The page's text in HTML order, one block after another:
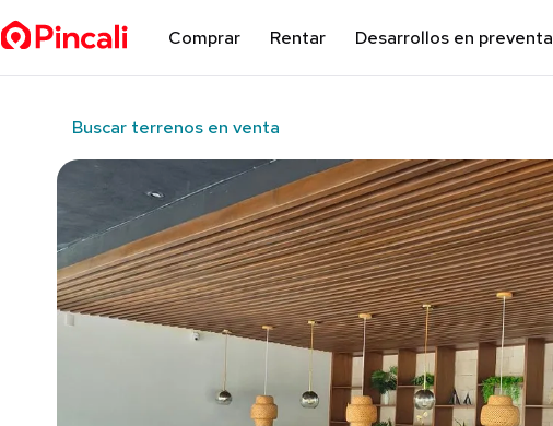
Comprar Rentar Desarrollos en preventa
Buscar terrenos en venta